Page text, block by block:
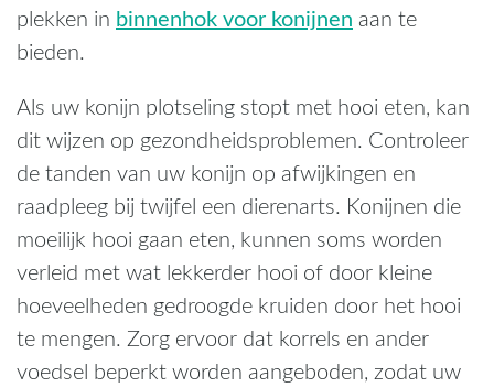
plekken in binnenhok voor konijnen aan te
bieden.
Als uw konijn plotseling stopt met hooi eten, kan
dit wijzen op gezondheidsproblemen. Controleer
de tanden van uw konijn op afwijkingen en
raadpleeg bij twijfel een dierenarts. Konijnen die
moeilijk hooi gaan eten, kunnen soms worden
verleid met wat lekkerder hooi of door kleine
hoeveelheden gedroogde kruiden door het hooi
te mengen. Zorg ervoor dat korrels en ander
voedsel beperkt worden aangeboden, zodat uw